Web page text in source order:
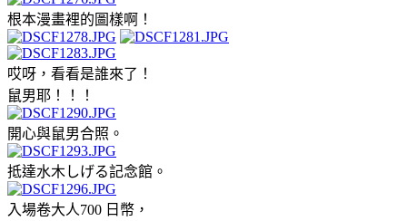
根本漫畫裡的圖樣啊！
哎呀，看看是誰來了！
鼠男耶！！！
開心與鼠男合照。
抵達水木しげる記念館。
入場卷大人700 日幣，